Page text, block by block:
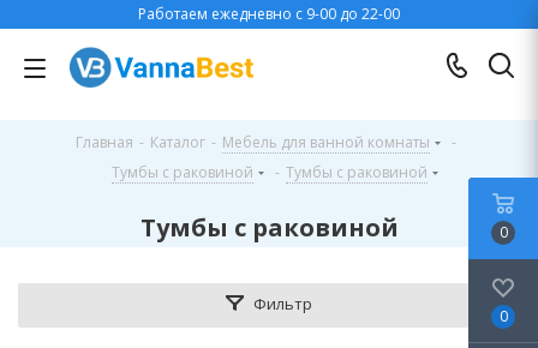
Работаем ежедневно с 9-00 до 22-00
Главная - Каталог - Мебель для ванной комнаты
-
Тумбы с раковиной
- Тумбы с раковиной
Тумбы с раковиной
Фильтр
0
0